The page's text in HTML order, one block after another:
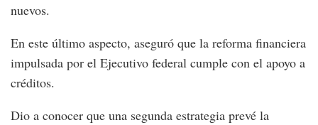
nuevos.
En este último aspecto, aseguró que la reforma financiera
impulsada por el Ejecutivo federal cumple con el apoyo a
créditos.
Dio a conocer que una segunda estrategia prevé la